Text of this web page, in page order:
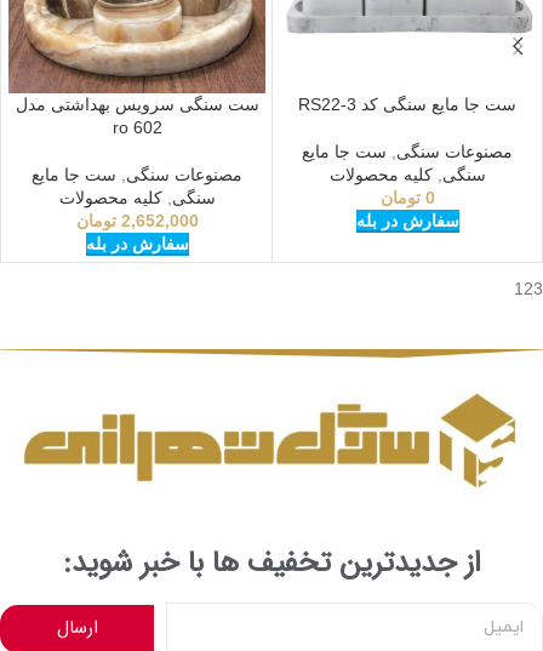
ست جا مایع سنگی کد RS22-3
مصنوعات سنگی, ست جا مایع
سنگی,کلیه محصولات
0 تومان
سفارش در بله
ست سنگی سرویس بهداشتی مدل
602 ro
مصنوعات سنگی, ست جا مایع
سنگی,کلیه محصولات
2,652,000 تومان
سفارش در بله
123
از جدیدترین تخفیف ها با خبر شوید:
ارسال